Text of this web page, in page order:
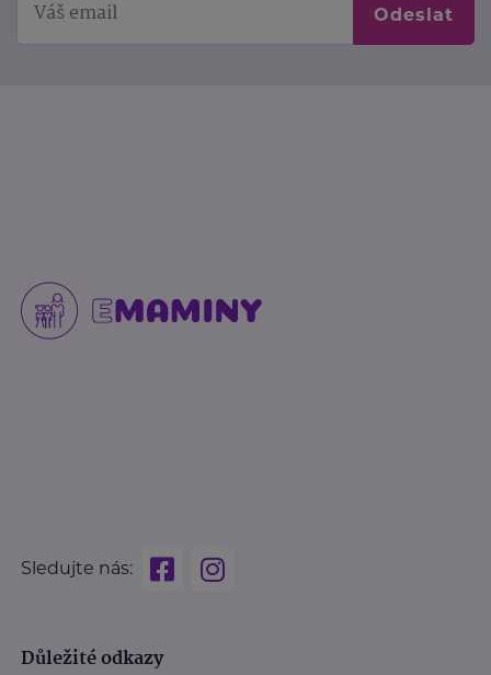
Odeslat
Sledujte nás:
Důležité odkazy